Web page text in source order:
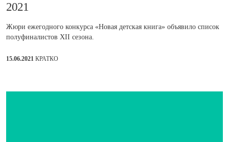
2021
Жюри ежегодного конкурса «Новая детская книга» объявило список
полуфиналистов XII сезона.
15.06.2021 КРАТКО